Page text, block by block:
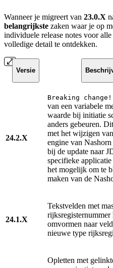
Wanneer je migreert van 23.0.X
belangrijkste zaken waar je op
individuele release notes voor
volledige detail te ontdekken.
Versie
24.2.X
Breaking change!
van een variabele
waarde bij initiatie
anders gebeuren.
met het wijzigen
engine van
bij de update naar
specifieke
het mogelijk om te
maken van de
24.1.X
Tekstvelden met
rijksregisternummer
omvormen naar
nieuwe type
Opletten met